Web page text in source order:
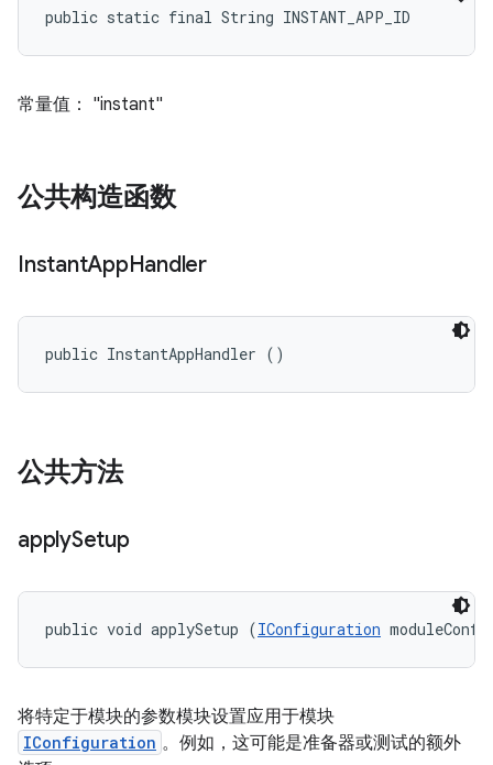
public static final String INSTANT_APP_ID
常量值： "instant"
公共构造函数
InstantAppHandler
public InstantAppHandler ()
公共方法
applySetup
public void applySetup (IConfiguration
将特定于模块的参数模块设置应用于模块
IConfiguration 。例如，这可能是准备器或测试的额外